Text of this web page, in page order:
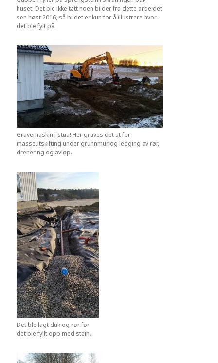
huset. Det ble ikke tatt noen bilder fra dette arbeidet
sen høst 2016, så bildet er kun for å illustrere hvor
det ble fylt på.
Gravemaskin i stua! Her graves det ut for
masseutskifting under grunnmur og legging av rør,
drenering og avløp.
Det ble lagt duk og rør før
det ble fyllt opp med stein.